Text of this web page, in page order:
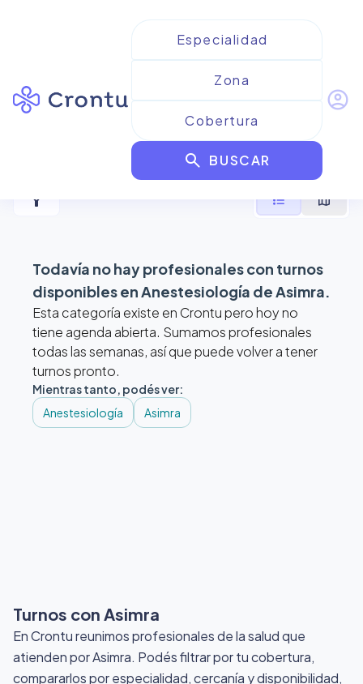
search BUSCAR
account_circle
Resultados para
Anestesiología de Asimra
filter_alt format_list_bulleted map
Todavía no hay profesionales con turnos
disponibles enAnestesiología de Asimra.
Esta categoría existe en Crontu pero hoy no
tiene agenda abierta. Sumamos profesionales
todas las semanas, así que puede volver a tener
turnos pronto.
Mientras tanto, podés ver:
Anestesiología
Asimra
Turnos con Asimra
En Crontu reunimos profesionales de la salud que
atienden por Asimra. Podés filtrar por tu cobertura,
compararlos por especialidad, cercanía y disponibilidad,